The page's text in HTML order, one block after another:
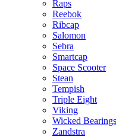
Raps
Reebok
Ribcap
Salomon
Sebra
Smartcap
Space Scooter
Stean
Tempish
Triple Eight
Viking
Wicked Bearings
Zandstra